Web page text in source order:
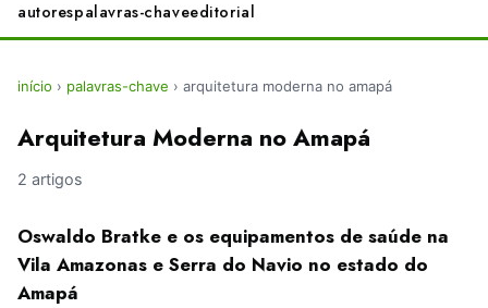
autorespalavras-chaveeditorial
início › palavras-chave › arquitetura moderna no amapá
Arquitetura Moderna no Amapá
2 artigos
Oswaldo Bratke e os equipamentos de saúde na
Vila Amazonas e Serra do Navio no estado do
Amapá